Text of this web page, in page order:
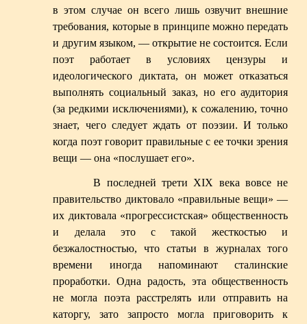
в этом случае он всего лишь озвучит внешние
требования, которые в принципе можно передать
и другим языком, — открытие не состоится. Если
поэт работает в условиях цензуры и
идеологического диктата, он может отказаться
выполнять социальный заказ, но его аудитория
(за редкими исключениями), к сожалению, точно
знает, чего следует ждать от поэзии. И только
когда поэт говорит правильные с ее точки зрения
вещи — она «послушает его».
В последней трети XIX века вовсе не
правительство диктовало «правильные вещи» —
их диктовала «прогрессистская» общественность
и делала это с такой жесткостью и
безжалостностью, что статьи в журналах того
времени иногда напоминают сталинские
проработки. Одна радость, эта общественность
не могла поэта расстрелять или отправить на
каторгу, зато запросто могла приговорить к